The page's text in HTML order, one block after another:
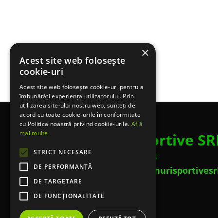
Terenuri Sportive
Telefon: 0753 453 643
Email:
×
Acest site web folosește
cookie-uri
Acest site web folosește cookie-uri pentru a
îmbunătăți experiența utilizatorului. Prin
utilizarea site-ului nostru web, sunteți de
acord cu toate cookie-urile în conformitate
cu Politica noastră privind cookie-urile. Află
mai multe
STRICT NECESARE
DE PERFORMANȚĂ
DE TARGETARE
DE FUNCŢIONALITATE